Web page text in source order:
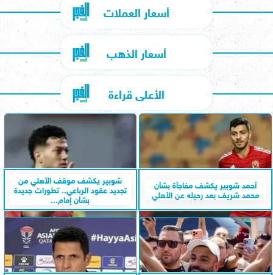
أسعار العملات
أسعار الذهب
الأعلى قراءة
أحمد شوبير يكشف مفاجأة بشأن
محمد شريف بعد رحيله عن الأهلي
شوبير يكشف موقف الأهلي من
تجديد عقود الرباعي.. تطورات جديدة
بشأن إمام...